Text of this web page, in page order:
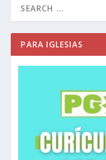
PARA IGLESIAS